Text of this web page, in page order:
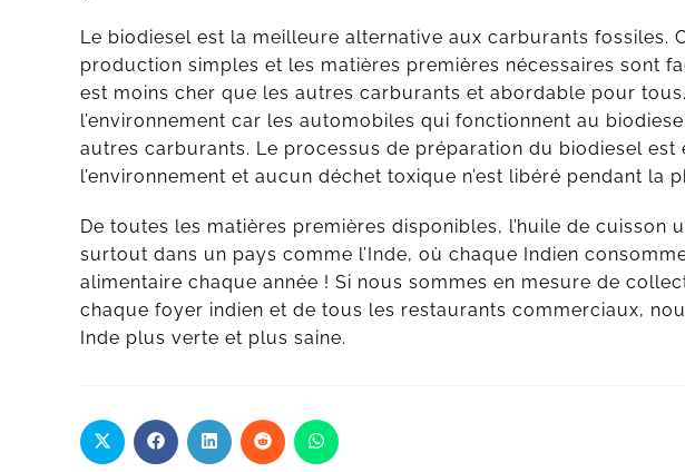
Le biodiesel est la meilleure alternative aux carburants fossiles.
production simples et les matières premières nécessaires sont
est moins cher que les autres carburants et abordable pour
l’environnement car les automobiles qui fonctionnent au
autres carburants. Le processus de préparation du biodiesel est
l’environnement et aucun déchet toxique n’est libéré pendant la
De toutes les matières premières disponibles, l’huile de cuisson
surtout dans un pays comme l’Inde, où chaque Indien
alimentaire chaque année ! Si nous sommes en mesure de
chaque foyer indien et de tous les restaurants commerciaux,
Inde plus verte et plus saine.